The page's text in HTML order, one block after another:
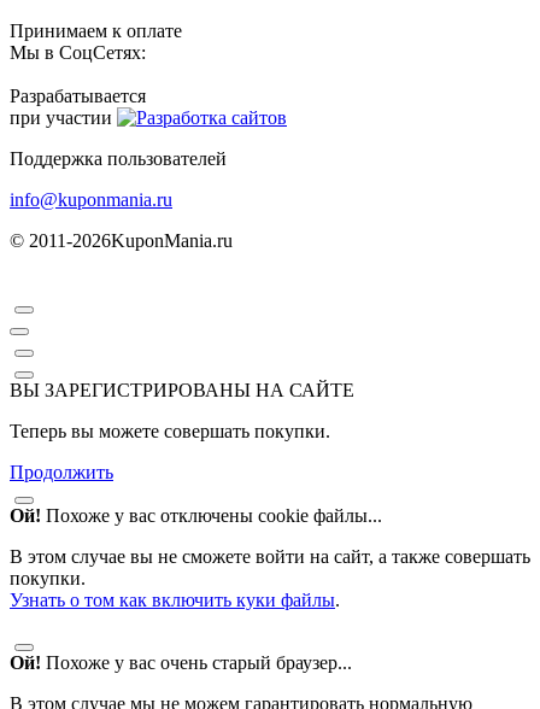
Принимаем к оплате
Мы в СоцСетях:
Разрабатывается
при участии
Поддержка пользователей
info@kuponmania.ru
© 2011-2026KuponMania.ru
ВЫ ЗАРЕГИСТРИРОВАНЫ НА САЙТЕ
Теперь вы можете совершать покупки.
Продолжить
Ой! Похоже у вас отключены cookie файлы...
В этом случае вы не сможете войти на сайт, а также совершать
покупки.
Узнать о том как включить куки файлы.
Ой! Похоже у вас очень старый браузер...
В этом случае мы не можем гарантировать нормальную